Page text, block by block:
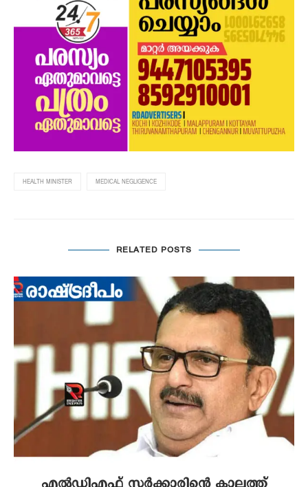
HEALTH MINISTER MEDICAL NEGLIGENCE
RELATED POSTS